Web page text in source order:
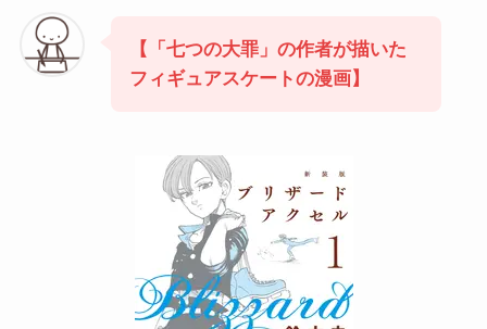
【「七つの大罪」の作者が描いた
フィギュアスケートの漫画】